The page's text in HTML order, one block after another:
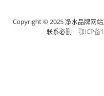
Copyright © 2025 净水品牌网
联系必删
鄂ICP备